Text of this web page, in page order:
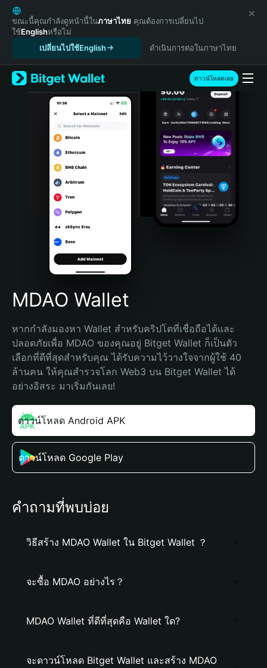
English
日本語
Tiếng Việt
Español (Latinoamérica)
Türkçe
Italiano
Português (Portugal)
Bahasa Indonesia
Português (Brasil)
Español (Argentina)
ขณะนี้คุณกำลังดูหน้านี้ในภาษาไทย คุณต้องการเปลี่ยนไป
ใช้Englishหรือไม่
เปลี่ยนไปใช้English
ดำเนินการต่อในภาษาไทย
ดาวน์โหลดเลย
MDAO Wallet
หากกำลังมองหา Wallet สำหรับคริปโตที่เชื่อถือได้และ
ปลอดภัยเพื่อ MDAO ของคุณอยู่ Bitget Wallet ก็เป็นตัว
เลือกที่ดีที่สุดสำหรับคุณ ได้รับความไว้วางใจจากผู้ใช้ 40
ล้านคน ให้คุณสำรวจโลก Web3 บน Bitget Wallet ได้
อย่างอิสระ มาเริ่มกันเลย!
ดาวน์โหลด Android APK
ดาวน์โหลด Google Play
คำถามที่พบบ่อย
วิธีสร้าง MDAO Wallet ใน Bitget Wallet ？
จะซื้อ MDAO อย่างไร？
MDAO Wallet ที่ดีที่สุดคือ Wallet ใด?
จะดาวน์โหลด Bitget Wallet และสร้าง MDAO